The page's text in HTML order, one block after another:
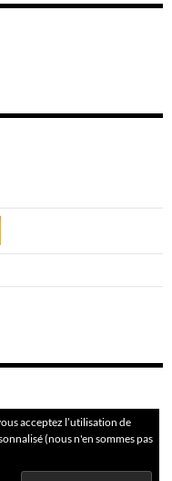
acceptez l’utilisation de
(nous n'en sommes pas